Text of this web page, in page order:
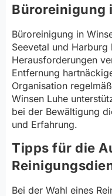
Büroreinigung
Büroreinigung in
Seevetal und
Herausforderungen
Entfernung
Organisation
Winsen Luhe
bei der Bewältigung
und Erfahrung.
Tipps für die
Bei der Wahl eines